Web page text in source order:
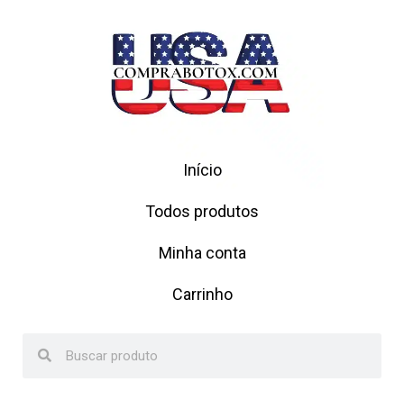
Início
Todos produtos
Minha conta
Carrinho